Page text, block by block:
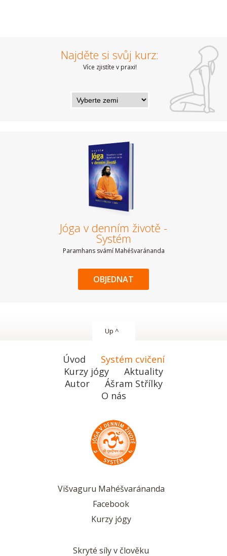
Najděte si svůj kurz:
Více zjistíte v praxi!
Jóga v denním životě -
Systém
Paramhans svámí Mahéšvaránanda
OBJEDNAT
Up ^
Úvod
Systém cvičení
Kurzy jógy
Aktuality
Autor
Ášram Střílky
O nás
Višvaguru Mahéšvaránanda
Facebook
Kurzy jógy
Skryté síly v člověku